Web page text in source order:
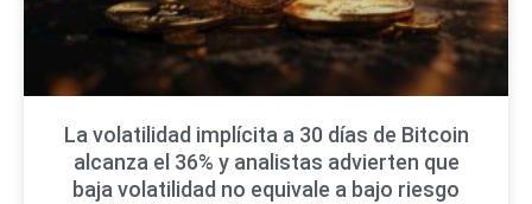
La volatilidad implícita a 30 días de Bitcoin
alcanza el 36% y analistas advierten que
baja volatilidad no equivale a bajo riesgo